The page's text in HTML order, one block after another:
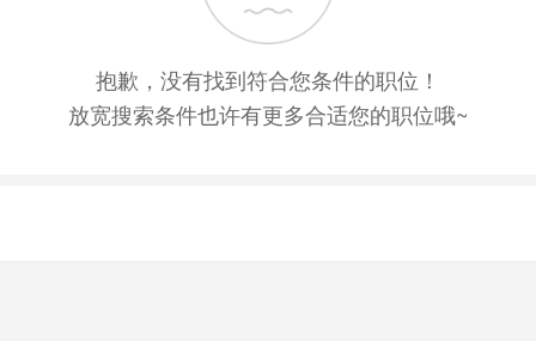
抱歉，没有找到符合您条件的职位！
放宽搜索条件也许有更多合适您的职位哦~